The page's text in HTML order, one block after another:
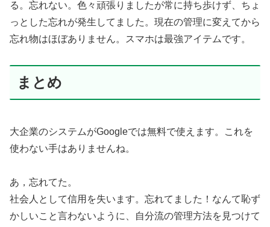
る。忘れない。色々頑張りましたが常に持ち歩けず、ちょ
っとした忘れが発生してました。現在の管理に変えてから
忘れ物はほぼありません。スマホは最強アイテムです。
まとめ
大企業のシステムがGoogleでは無料で使えます。これを
使わない手はありませんね。
あ，忘れてた。
社会人として信用を失います。忘れてました！なんて恥ず
かしいこと言わないように、自分流の管理方法を見つけて